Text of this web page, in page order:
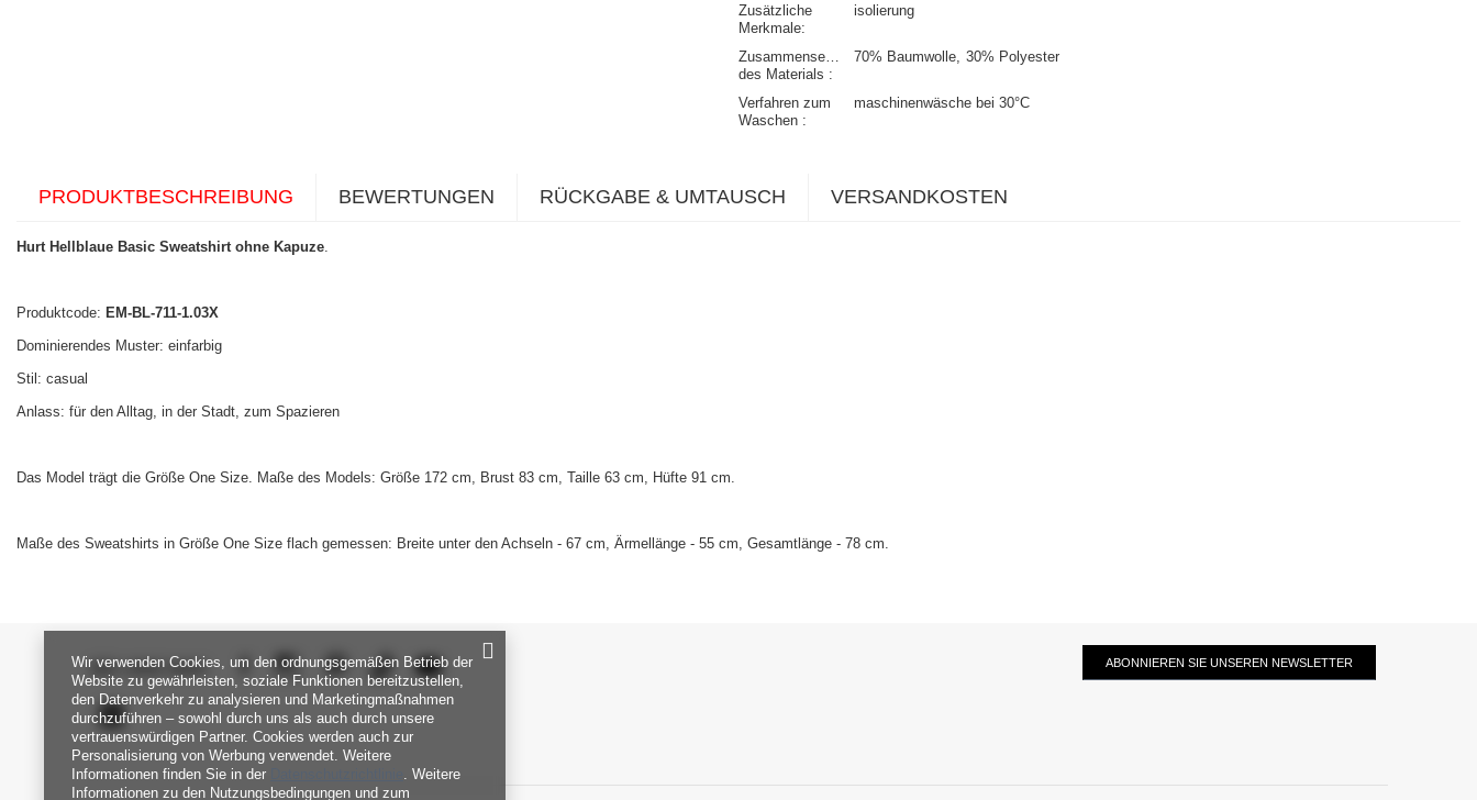
Zusätzliche
Merkmale
isolierung
Zusammensetzung
des Materials
70% Baumwolle 30% Polyester
Verfahren zum
Waschen
maschinenwäsche bei 30°C
PRODUKTBESCHREIBUNG BEWERTUNGEN RÜCKGABE & UMTAUSCH VERSANDKOSTEN
Hurt Hellblaue Basic Sweatshirt ohne Kapuze.
Produktcode: EM-BL-711-1.03X
Dominierendes Muster: einfarbig
Stil: casual
Anlass: für den Alltag, in der Stadt, zum Spazieren
Das Model trägt die Größe One Size. Maße des Models: Größe 172 cm, Brust 83 cm, Taille 63 cm, Hüfte 91 cm.
Maße des Sweatshirts in Größe One Size flach gemessen: Breite unter den Achseln - 67 cm, Ärmellänge - 55 cm, Gesamtlänge - 78 cm.
SEI UNS NAH ABONNIEREN SIE UNSEREN NEWSLETTER
Wir verwenden Cookies, um den ordnungsgemäßen Betrieb der
Website zu gewährleisten, soziale Funktionen bereitzustellen,
den Datenverkehr zu analysieren und Marketingmaßnahmen
durchzuführen – sowohl durch uns als auch durch unsere
vertrauenswürdigen Partner. Cookies werden auch zur
Personalisierung von Werbung verwendet. Weitere
Informationen finden Sie in der
. Weitere
Informationen zu den Nutzungsbedingungen und zum